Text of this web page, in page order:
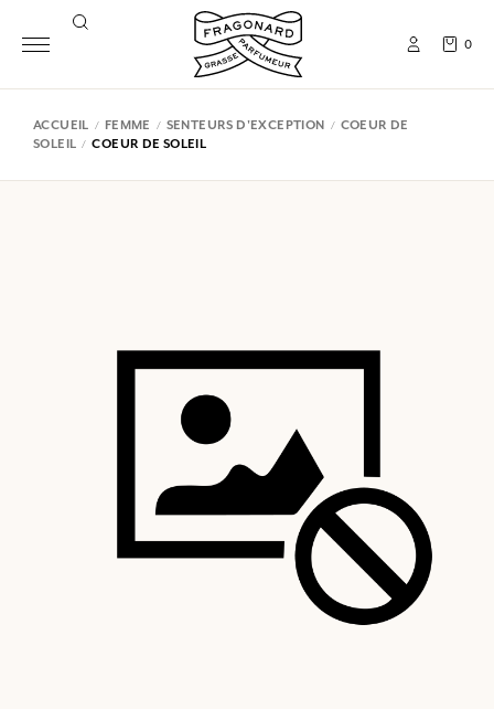
0
ACCUEIL FEMME SENTEURS D'EXCEPTION
COEUR DE
SOLEIL
COEUR DE SOLEIL